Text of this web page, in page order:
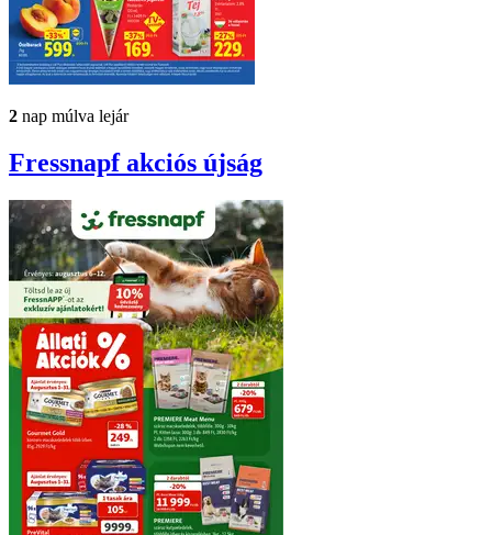
2 nap múlva lejár
Fressnapfakciós újság